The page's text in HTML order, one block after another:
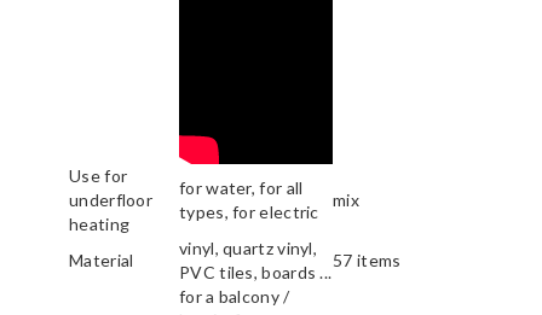
Use for
underfloor
heating
for water, for all
types, for electric
mix
Material
vinyl, quartz vinyl,
PVC tiles, boards ...
57 items
for a balcony /